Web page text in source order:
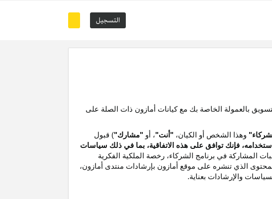
التسجيل
بالعمولة الخاصة بك مع كيانات أمازون ذات الصلة على
وهذا الشخص أو الكيان، "أنت"، أو "مشارك") قبول
فإنك توافق على هذه الاتفاقية، بما في ذلك سياسات
المشاركة في برنامج الشركاء، رخصة الملكية الفكرية
الذي تنشره على موقع أمازون بإرشادات منتدى أمازون،
والإرشادات بعناية.